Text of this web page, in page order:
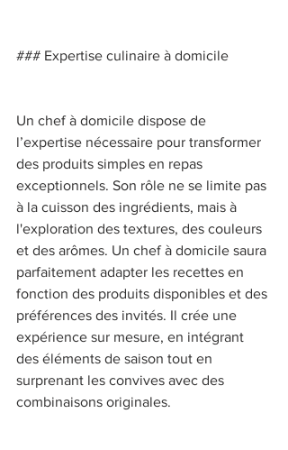
### Expertise culinaire à domicile
Un chef à domicile dispose de
l’expertise nécessaire pour transformer
des produits simples en repas
exceptionnels. Son rôle ne se limite pas
à la cuisson des ingrédients, mais à
l'exploration des textures, des couleurs
et des arômes. Un chef à domicile saura
parfaitement adapter les recettes en
fonction des produits disponibles et des
préférences des invités. Il crée une
expérience sur mesure, en intégrant
des éléments de saison tout en
surprenant les convives avec des
combinaisons originales.